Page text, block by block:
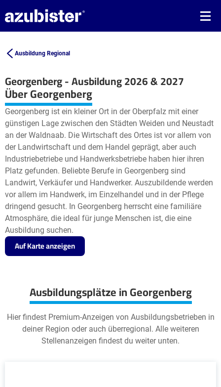
Ausbildung Regional
Georgenberg - Ausbildung 2026 & 2027
+
−
Leaflet| ©OpenStreetMap2
Über Georgenberg
Georgenberg ist ein kleiner Ort in der Oberpfalz mit einer
günstigen Lage zwischen den Städten Weiden und Neustadt
an der Waldnaab. Die Wirtschaft des Ortes ist vor allem von
der Landwirtschaft und dem Handel geprägt, aber auch
Industriebetriebe und Handwerksbetriebe haben hier ihren
Platz gefunden. Beliebte Berufe in Georgenberg sind
Landwirt, Verkäufer und Handwerker. Auszubildende werden
vor allem im Handwerk, im Einzelhandel und in der Pflege
dringend gesucht. In Georgenberg herrscht eine familiäre
Atmosphäre, die ideal für junge Menschen ist, die eine
Ausbildung suchen.
Auf Karte anzeigen
Ausbildungsplätze in Georgenberg
Hier findest Premium-Anzeigen von Ausbildungsbetrieben in
deiner Region oder auch überregional. Alle weiteren
Stellenanzeigen findest du weiter unten.